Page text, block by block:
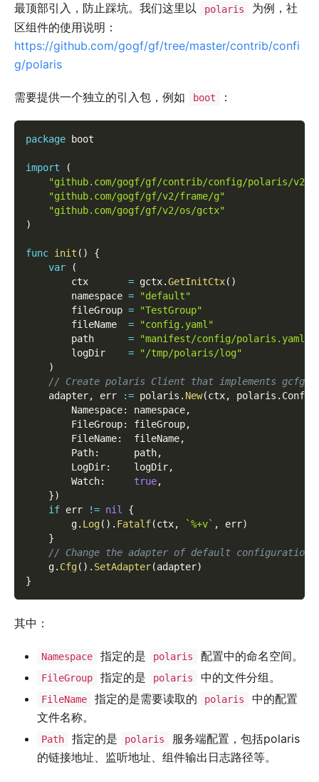
最顶部引入，防止踩坑。我们这里以
polaris
为例，社
区组件的使用说明：
https://github.com/gogf/gf/tree/master/contrib/confi
g/polaris
需要提供一个独立的引入包，例如 boot ：
package boot
import
(
"github.com/gogf/gf/contrib/config/polaris/v2"
"github.com/gogf/gf/v2/frame/g"
"github.com/gogf/gf/v2/os/gctx"
)
func init ( )
{
var
(
        ctx
= gctx.GetInitCtx( )
        namespace
=
"default"
        fileGroup
=
"TestGroup"
        fileName
=
"config.yaml"
        path
=
"manifest/config/polaris.yaml"
        logDir
=
"/tmp/polaris/log"
)
// Create polaris Client that implements
    adapter
, err := polaris . New(ctx, polaris . Config
        Namespace
: namespace,
        FileGroup
: fileGroup,
        FileName
:
  fileName
,
        Path
:
      path
,
        LogDir
:
    logDir
,
        Watch
: true,
})
if err != nil
{
        g
. Log( ) . Fatalf(ctx, `%+v` , err)
}
// Change the adapter of default configuration
    g
. Cfg( ) . SetAdapter(adapter)
}
其中：
Namespace 指定的是 polaris 配置中的命名空间。
FileGroup 指定的是 polaris 中的文件分组。
FileName 指定的是需要读取的 polaris
中的配置
文件名称。
Path 指定的是 polaris
服务端配置，包括polaris
的链接地址、监听地址、组件输出日志路径等。